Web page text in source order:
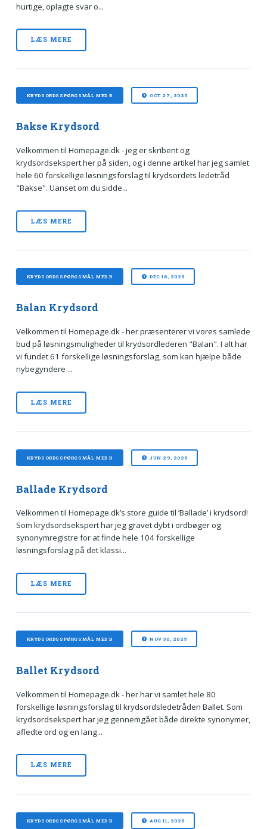
hurtige, oplagte svar o...
LÆS MERE
KRYDSORDSSPØRGSMÅL MED B OCT 27, 2025
Bakse Krydsord
Velkommen til Homepage.dk - jeg er skribent og
krydsordsekspert her på siden, og i denne artikel har jeg samlet
hele 60 forskellige løsningsforslag til krydsordets ledetråd
"Bakse". Uanset om du sidde...
LÆS MERE
KRYDSORDSSPØRGSMÅL MED B DEC 18, 2025
Balan Krydsord
Velkommen til Homepage.dk - her præsenterer vi vores samlede
bud på løsningsmuligheder til krydsordlederen "Balan". I alt har
vi fundet 61 forskellige løsningsforslag, som kan hjælpe både
nybegyndere ...
LÆS MERE
KRYDSORDSSPØRGSMÅL MED B JUN 29, 2025
Ballade Krydsord
Velkommen til Homepage.dk’s store guide til ’Ballade’ i krydsord!
Som krydsordsekspert har jeg gravet dybt i ordbøger og
synonymregistre for at finde hele 104 forskellige
løsningsforslag på det klassi...
LÆS MERE
KRYDSORDSSPØRGSMÅL MED B NOV 30, 2025
Ballet Krydsord
Velkommen til Homepage.dk - her har vi samlet hele 80
forskellige løsningsforslag til krydsordsledetråden Ballet. Som
krydsordsekspert har jeg gennemgået både direkte synonymer,
afledte ord og en lang...
LÆS MERE
KRYDSORDSSPØRGSMÅL MED B AUG 11, 2025